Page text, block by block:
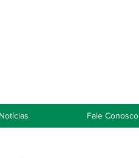
Notícias Fale Conosco